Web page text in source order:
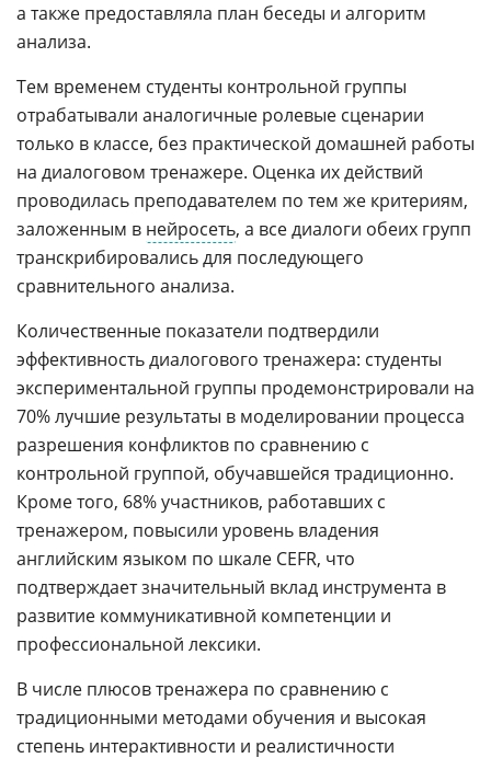
а также предоставляла план беседы и алгоритм
анализа.
Тем временем студенты контрольной группы
отрабатывали аналогичные ролевые сценарии
только в классе, без практической домашней работы
на диалоговом тренажере. Оценка их действий
проводилась преподавателем по тем же критериям,
заложенным в нейросеть, а все диалоги обеих групп
транскрибировались для последующего
сравнительного анализа.
Количественные показатели подтвердили
эффективность диалогового тренажера: студенты
экспериментальной группы продемонстрировали на
70% лучшие результаты в моделировании процесса
разрешения конфликтов по сравнению с
контрольной группой, обучавшейся традиционно.
Кроме того, 68% участников, работавших с
тренажером, повысили уровень владения
английским языком по шкале CEFR, что
подтверждает значительный вклад инструмента в
развитие коммуникативной компетенции и
профессиональной лексики.
В числе плюсов тренажера по сравнению с
традиционными методами обучения и высокая
степень интерактивности и реалистичности